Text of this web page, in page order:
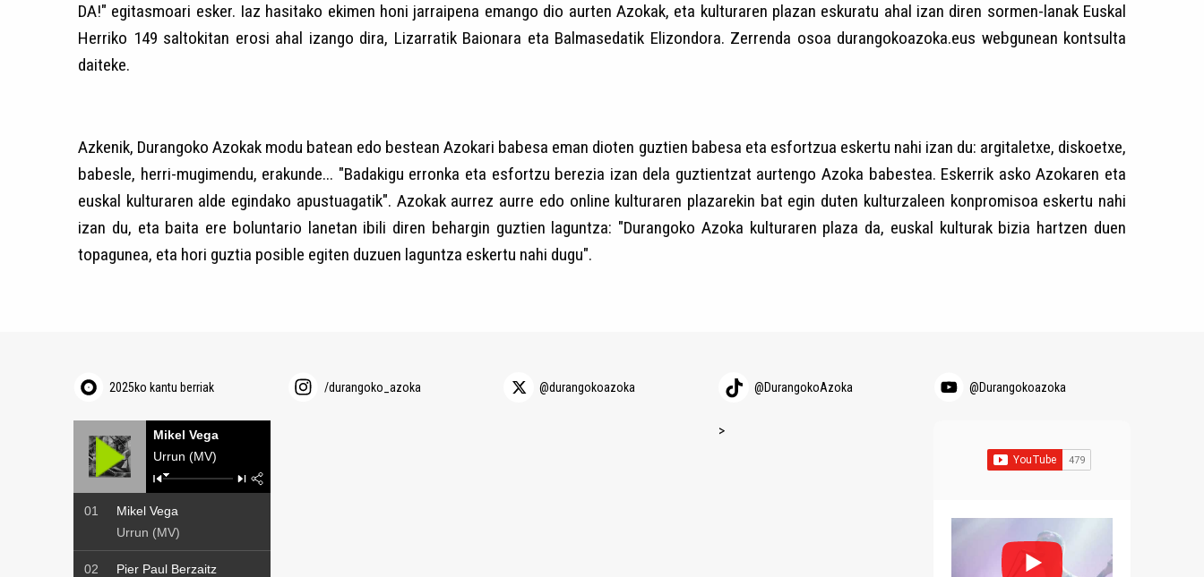
DA!" egitasmoari esker. Iaz hasitako ekimen honi jarraipena emango dio aurten Azokak, eta kulturaren plazan eskuratu ahal izan diren sormen-lanak Euskal
Herriko 149 saltokitan erosi ahal izango dira, Lizarratik Baionara eta Balmasedatik Elizondora. Zerrenda osoa durangokoazoka.eus webgunean kontsulta
daiteke.
Azkenik, Durangoko Azokak modu batean edo bestean Azokari babesa eman dioten guztien babesa eta esfortzua eskertu nahi izan du: argitaletxe, diskoetxe,
babesle, herri-mugimendu, erakunde... "Badakigu erronka eta esfortzu berezia izan dela guztientzat aurtengo Azoka babestea. Eskerrik asko Azokaren eta
euskal kulturaren alde egindako apustuagatik". Azokak aurrez aurre edo online kulturaren plazarekin bat egin duten kulturzaleen konpromisoa eskertu nahi
izan du, eta baita ere boluntario lanetan ibili diren behargin guztien laguntza: "Durangoko Azoka kulturaren plaza da, euskal kulturak bizia hartzen duen
topagunea, eta hori guztia posible egiten duzuen laguntza eskertu nahi dugu".
2025ko kantu berriak /durangoko_azoka @durangokoazoka @DurangokoAzoka
>
@Durangokoazoka